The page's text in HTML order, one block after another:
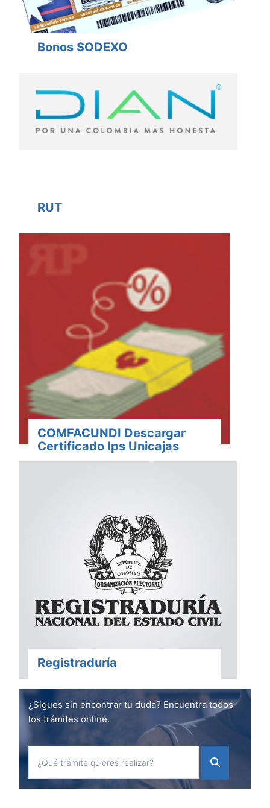
Bonos SODEXO
RUT
COMFACUNDI Descargar
Certificado Ips Unicajas
Registraduría
¿Sigues sin encontrar tu duda? Encuentra todos
los trámites online.